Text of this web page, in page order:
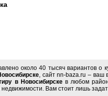
около 40 тысяч вариантов о
, сайт nn-baza.ru – ваш
в Новосибирскев любом
недвижимости. Вам стоит лишь